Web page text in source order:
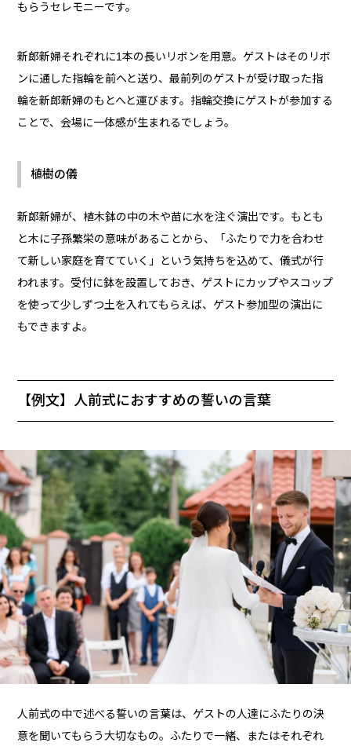
もらうセレモニーです。
新郎新婦それぞれに1本の長いリボンを用意。ゲストはそのリボ
ンに通した指輪を前へと送り、最前列のゲストが受け取った指
輪を新郎新婦のもとへと運びます。指輪交換にゲストが参加する
ことで、会場に一体感が生まれるでしょう。
植樹の儀
新郎新婦が、植木鉢の中の木や苗に水を注ぐ演出です。もとも
と木に子孫繁栄の意味があることから、「ふたりで力を合わせ
て新しい家庭を育てていく」という気持ちを込めて、儀式が行
われます。受付に鉢を設置しておき、ゲストにカップやスコップ
を使って少しずつ土を入れてもらえば、ゲスト参加型の演出に
もできますよ。
【例文】人前式におすすめの誓いの言葉
人前式の中で述べる誓いの言葉は、ゲストの人達にふたりの決
意を聞いてもらう大切なもの。ふたりで一緒、またはそれぞれ